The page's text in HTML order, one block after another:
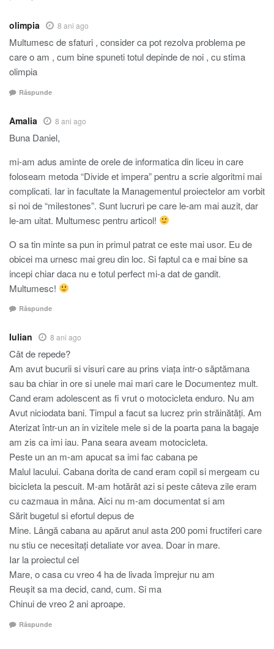
olimpia 8 ani ago
Multumesc de sfaturi , consider ca pot rezolva problema pe
care o am , cum bine spuneti totul depinde de noi , cu stima
olimpia
Răspunde
Amalia 8 ani ago
Buna Daniel,
mi-am adus aminte de orele de informatica din liceu in care
foloseam metoda “Divide et impera” pentru a scrie algoritmi mai
complicati. Iar in facultate la Managementul proiectelor am vorbit
si noi de “milestones”. Sunt lucruri pe care le-am mai auzit, dar
le-am uitat. Multumesc pentru articol!
O sa tin minte sa pun in primul patrat ce este mai usor. Eu de
obicei ma urnesc mai greu din loc. Si faptul ca e mai bine sa
incepi chiar daca nu e totul perfect mi-a dat de gandit.
Multumesc!
Răspunde
Iulian 8 ani ago
Cât de repede?
Am avut bucurii si visuri care au prins viața intr-o săptămana
sau ba chiar in ore si unele mai mari care le Documentez mult.
Cand eram adolescent as fi vrut o motocicleta enduro. Nu am
Avut niciodata bani. Timpul a facut sa lucrez prin străinătăți. Am
Aterizat într-un an in vizitele mele si de la poarta pana la bagaje
am zis ca imi iau. Pana seara aveam motocicleta.
Peste un an m-am apucat sa imi fac cabana pe
Malul lacului. Cabana dorita de cand eram copil si mergeam cu
bicicleta la pescuit. M-am hotărât azi si peste câteva zile eram
cu cazmaua in mâna. Aici nu m-am documentat si am
Sărit bugetul si efortul depus de
Mine. Lângă cabana au apărut anul asta 200 pomi fructiferi care
nu stiu ce necesitați detaliate vor avea. Doar in mare.
Iar la proiectul cel
Mare, o casa cu vreo 4 ha de livada împrejur nu am
Reușit sa ma decid, cand, cum. Si ma
Chinui de vreo 2 ani aproape.
Răspunde